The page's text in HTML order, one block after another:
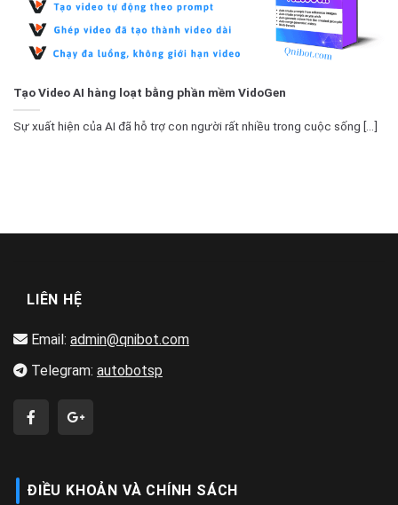
Tạo Video AI hàng loạt bằng phần mềm VidoGen
Sự xuất hiện của AI đã hỗ trợ con người rất nhiều trong cuộc sống [...]
LIÊN HỆ
Email: admin@qnibot.com
Telegram: autobotsp
ĐIỀU KHOẢN VÀ CHÍNH SÁCH